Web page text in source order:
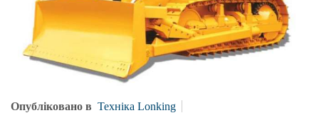
Опубліковано в Техніка Lonking